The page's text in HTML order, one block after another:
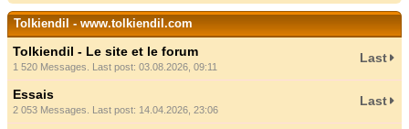
Tolkiendil - www.tolkiendil.com
Tolkiendil - Le site et le forum
1 520 Messages. Last post: 03.08.2026, 09:11
Last
Essais
2 053 Messages. Last post: 14.04.2026, 23:06
Last